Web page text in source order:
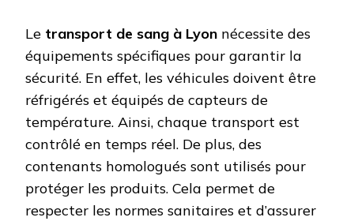
Le transport de sang à Lyon nécessite des
équipements spécifiques pour garantir la
sécurité. En effet, les véhicules doivent être
réfrigérés et équipés de capteurs de
température. Ainsi, chaque transport est
contrôlé en temps réel. De plus, des
contenants homologués sont utilisés pour
protéger les produits. Cela permet de
respecter les normes sanitaires et d’assurer